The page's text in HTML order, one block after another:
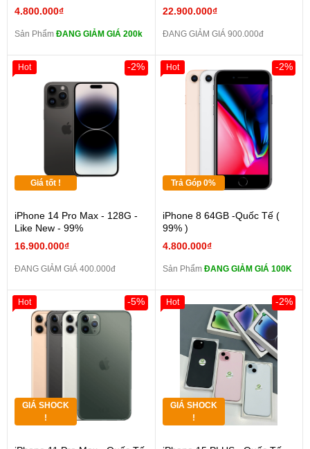
4.800.000₫
Sản Phẩm ĐANG GIẢM GIÁ 200k
22.900.000₫
ĐANG GIẢM GIÁ 900.000đ
Giá tốt !
iPhone 14 Pro Max - 128G -
Like New - 99%
16.900.000₫
-2%
ĐANG GIẢM GIÁ 400.000đ
Hot
Trả Góp 0%
iPhone 8 64GB -Quốc Tế (
99% )
4.800.000₫
-2%
Sản Phẩm ĐANG GIẢM GIÁ 100K
Hot
GIÁ SHOCK
!
-5%
Hot
GIÁ SHOCK
!
-2%
Hot